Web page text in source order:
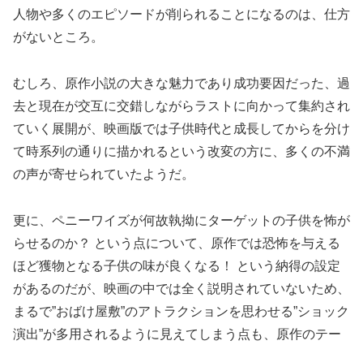
人物や多くのエピソードが削られることになるのは、仕方
がないところ。
むしろ、原作小説の大きな魅力であり成功要因だった、過
去と現在が交互に交錯しながらラストに向かって集約され
ていく展開が、映画版では子供時代と成長してからを分け
て時系列の通りに描かれるという改変の方に、多くの不満
の声が寄せられていたようだ。
更に、ペニーワイズが何故執拗にターゲットの子供を怖が
らせるのか？ という点について、原作では恐怖を与える
ほど獲物となる子供の味が良くなる！ という納得の設定
があるのだが、映画の中では全く説明されていないため、
まるで”おばけ屋敷”のアトラクションを思わせる”ショック
演出”が多用されるように見えてしまう点も、原作のテー